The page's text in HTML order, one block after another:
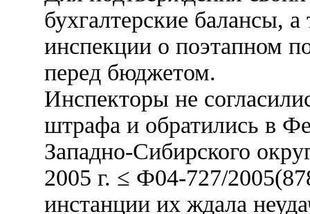
бухгалтерские балансы,
инспекции о поэтапном
перед бюджетом.
Инспекторы не
штрафа и обратились в
Западно-Сибирского
2005 г. ≤ Ф04-727/
инстанции их ждала